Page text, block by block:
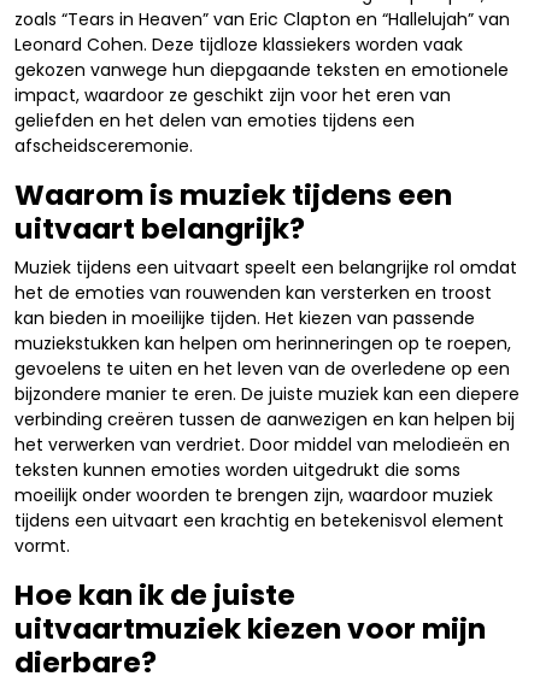
zoals “Tears in Heaven” van Eric Clapton en “Hallelujah” van
Leonard Cohen. Deze tijdloze klassiekers worden vaak
gekozen vanwege hun diepgaande teksten en emotionele
impact, waardoor ze geschikt zijn voor het eren van
geliefden en het delen van emoties tijdens een
afscheidsceremonie.
Waarom is muziek tijdens een
uitvaart belangrijk?
Muziek tijdens een uitvaart speelt een belangrijke rol omdat
het de emoties van rouwenden kan versterken en troost
kan bieden in moeilijke tijden. Het kiezen van passende
muziekstukken kan helpen om herinneringen op te roepen,
gevoelens te uiten en het leven van de overledene op een
bijzondere manier te eren. De juiste muziek kan een diepere
verbinding creëren tussen de aanwezigen en kan helpen bij
het verwerken van verdriet. Door middel van melodieën en
teksten kunnen emoties worden uitgedrukt die soms
moeilijk onder woorden te brengen zijn, waardoor muziek
tijdens een uitvaart een krachtig en betekenisvol element
vormt.
Hoe kan ik de juiste
uitvaartmuziek kiezen voor mijn
dierbare?